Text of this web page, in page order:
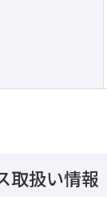
取扱い情報